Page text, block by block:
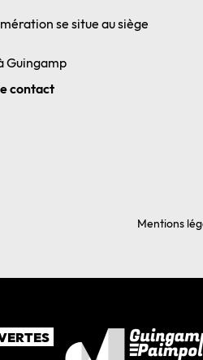
se situe au siège
Guingamp
contact
Mentions